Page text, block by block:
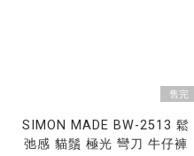
售完
SIMON MADE BW-2513 鬆
弛感 貓鬚 極光 彎刀 牛仔褲